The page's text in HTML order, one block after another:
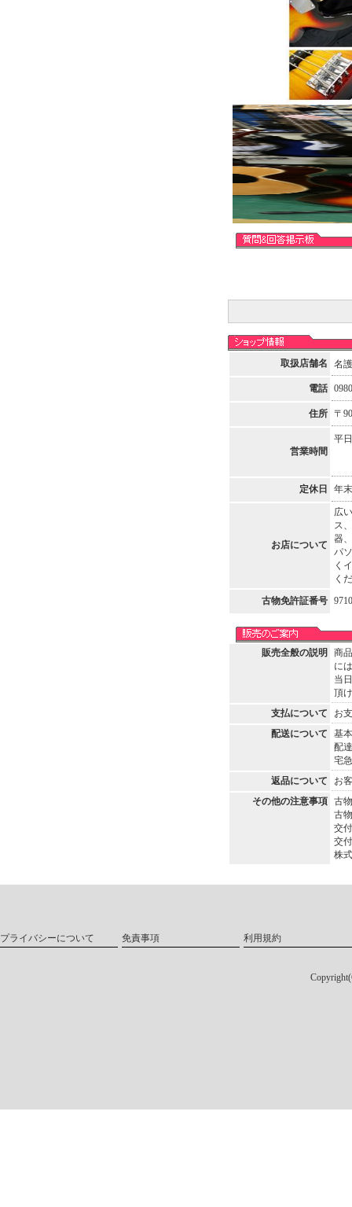
取扱店舗名 名
電話
住所 〒
営業時間
平
定休日 年
お店について
広
ス
器
パ
く
く
古物免許証番号
販売全般の説明
商
に
当
頂
支払について
お
配送について
基
配
宅
返品について
お
その他の注意事項 古
古
交
交
株
プライバシーについて 免責事項 利用規約